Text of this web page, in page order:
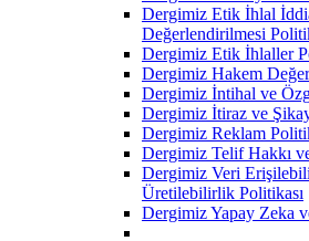
Dergimiz Etik İhlal
Değerlendirilmesi
Dergimiz Etik İhlaller
Dergimiz Hakem
Dergimiz İntihal ve
Dergimiz İtiraz ve
Dergimiz Reklam
Dergimiz Telif Hakkı
Dergimiz Veri
Üretilebilirlik Politikası
Dergimiz Yapay Zeka